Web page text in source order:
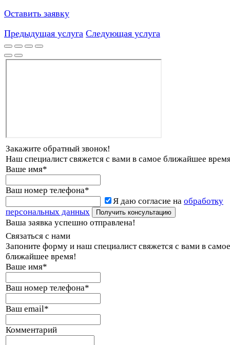
Оставить заявку
Предыдущая услуга Следующая услуга
Закажите обратный звонок!
Наш специалист свяжется с вами в самое ближайшее
Ваше имя*
Ваш номер телефона*
Я даю согласие на обработку
персональных данных
Ваша заявка успешно отправлена!
Связаться с нами
Запоните форму и наш специалист свяжется с вами в самое
ближайшее время!
Ваше имя*
Ваш номер телефона*
Ваш email*
Комментарий